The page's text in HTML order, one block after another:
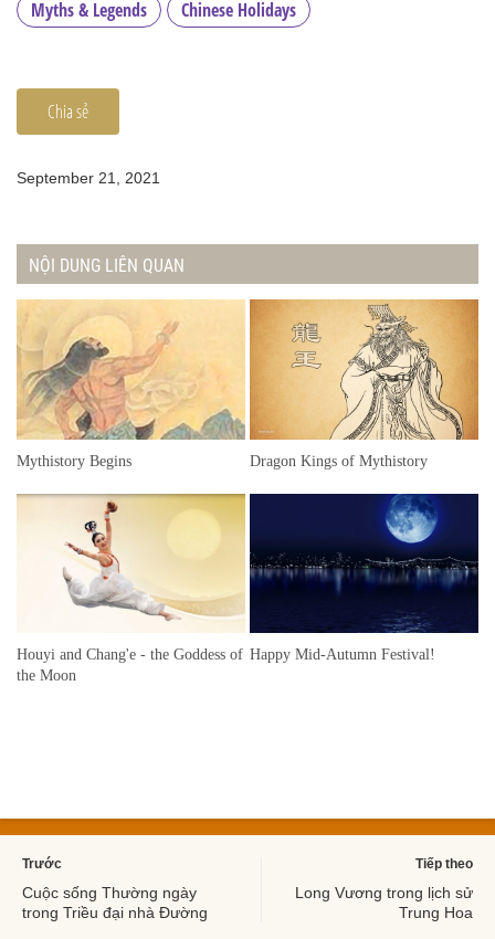
Myths & Legends Chinese Holidays
Chia sẻ
September 21, 2021
NỘI DUNG LIÊN QUAN
Mythistory Begins Dragon Kings of Mythistory
Houyi and Chang'e - the Goddess of
the Moon
Happy Mid-Autumn Festival!
Trước
Cuộc sống Thường ngày
trong Triều đại nhà Đường
Tiếp theo
Long Vương trong lịch sử
Trung Hoa